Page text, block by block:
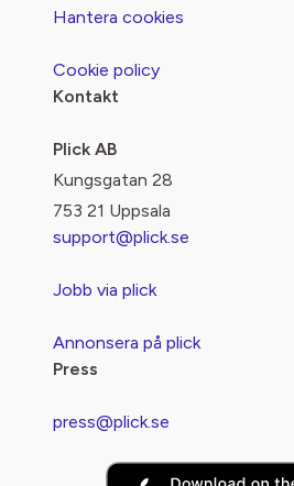
Hantera cookies
Cookie policy
Kontakt
Plick AB
Kungsgatan 28
753 21 Uppsala
support@plick.se
Jobb via plick
Annonsera på plick
Press
press@plick.se